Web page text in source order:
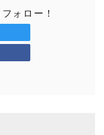
ォロー！